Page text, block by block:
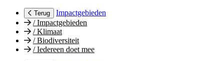
Terug
Impactgebieden
/Impactgebieden
/Klimaat
/Biodiversiteit
/Iedereen doet mee